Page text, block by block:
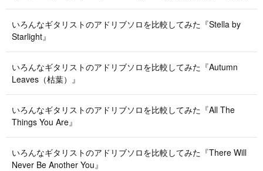
いろんなギタリストのアドリブソロを比較してみた『Stella by
Starlight』
いろんなギタリストのアドリブソロを比較してみた『Autumn
Leaves（枯葉）』
いろんなギタリストのアドリブソロを比較してみた『All The
Things You Are』
いろんなギタリストのアドリブソロを比較してみた『There Will
Never Be Another You』